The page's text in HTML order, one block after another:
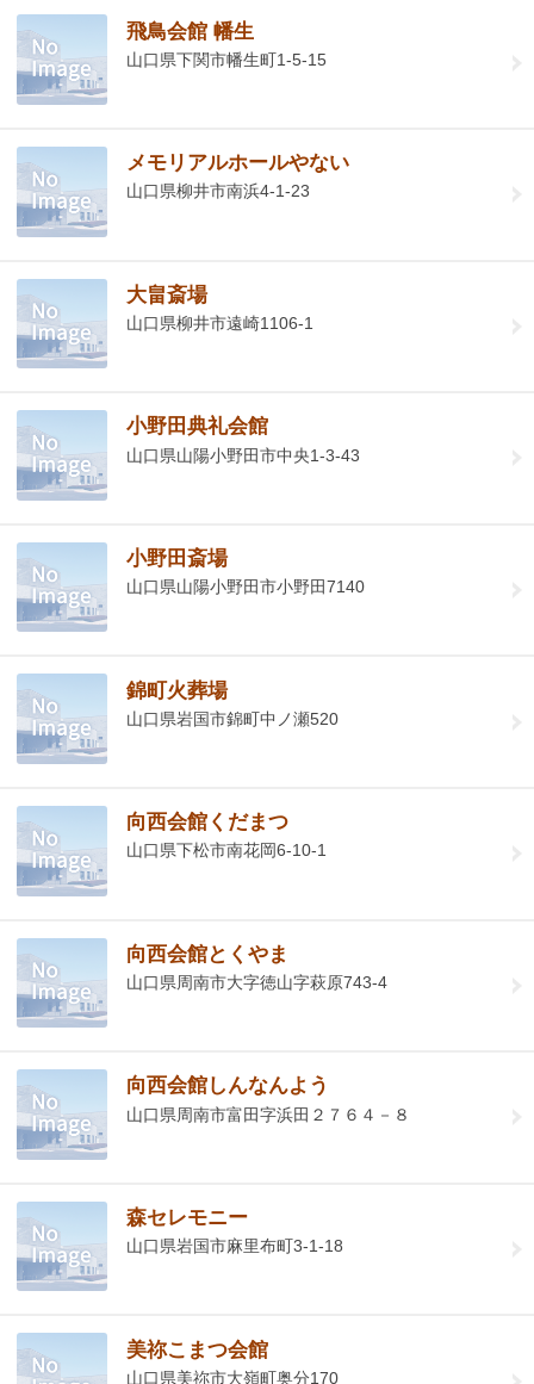
飛鳥会館 幡生
山口県下関市幡生町1-5-15
メモリアルホールやない
山口県柳井市南浜4-1-23
大畠斎場
山口県柳井市遠崎1106-1
小野田典礼会館
山口県山陽小野田市中央1-3-43
小野田斎場
山口県山陽小野田市小野田7140
錦町火葬場
山口県岩国市錦町中ノ瀬520
向西会館くだまつ
山口県下松市南花岡6-10-1
向西会館とくやま
山口県周南市大字徳山字萩原743-4
向西会館しんなんよう
山口県周南市富田字浜田２７６４－８
森セレモニー
山口県岩国市麻里布町3-1-18
美祢こまつ会館
山口県美祢市大嶺町奥分170